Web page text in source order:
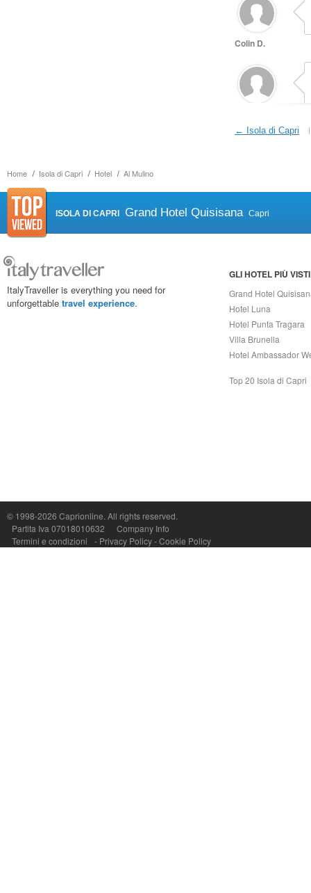
Home Isola di Capri Hotel Al Mulino
← Isola di Capri
ISOLA DI CAPRI Grand Hotel Quisisana Capri
ItalyTraveller is everything you need for
unforgettable travel experience.
GLI HOTEL PIÙ VISTI
Grand Hotel
Hotel Luna
Hotel Punta Tragara
Villa Brunella
Hotel Ambassador
Top 20 Isola di Capri
© 1998-2026 Caprionline. All rights reserved.
Partita Iva 07018010632
Company Info
Termini e condizioni
- Privacy Policy-Cookie Policy
Capri On Line Srl, Via Le Botteghe 10a - 80073 CAPRI (NA) Italy
P.Iva, C.F. e n.Reg.Imprese Napoli: 07018010632 - Rea n.557643